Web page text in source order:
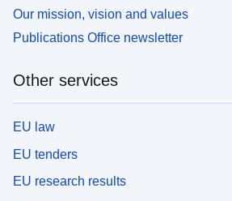
Our mission, vision and values
Publications Office newsletter
Other services
EU law
EU tenders
EU research results